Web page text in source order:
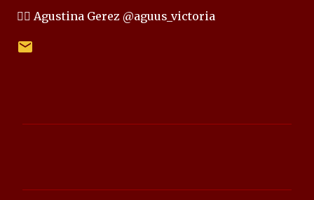
✍🏻 Agustina Gerez @aguus_victoria